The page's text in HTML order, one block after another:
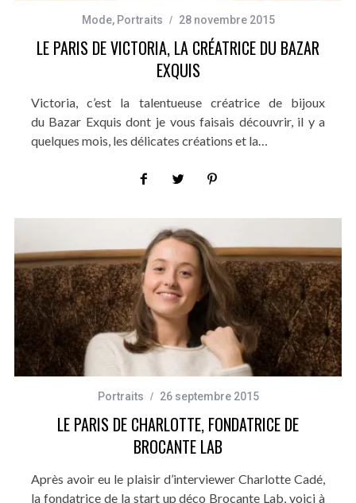
Mode, Portraits 28 novembre 2015
LE PARIS DE VICTORIA, LA CRÉATRICE DU BAZAR
EXQUIS
Victoria, c’est la talentueuse créatrice de bijoux
du Bazar Exquis dont je vous faisais découvrir, il y a
quelques mois, les délicates créations et la…
Portraits 26 septembre 2015
LE PARIS DE CHARLOTTE, FONDATRICE DE
BROCANTE LAB
Après avoir eu le plaisir d’interviewer Charlotte Cadé,
la fondatrice de la start up déco Brocante Lab, voici à